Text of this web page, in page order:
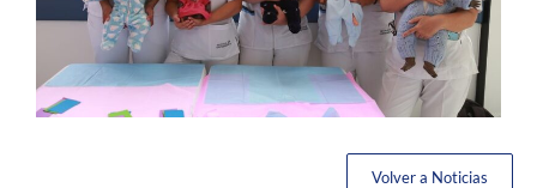
Volver a Noticias